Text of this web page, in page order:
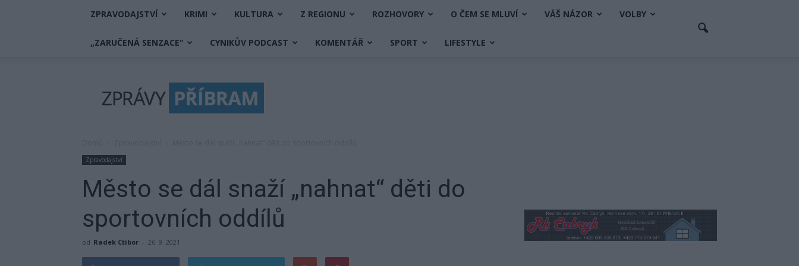
ZPRAVODAJSTVÍ KRIMI KULTURA Z REGIONU ROZHOVORY O ČEM SE MLUVÍ VÁŠ NÁZOR VOLBY
„ZARUČENÁ SENZACE“ CYNIKŮV PODCAST KOMENTÁŘ SPORT LIFESTYLE
Příbram
Zpravodajství
Město se dál snaží „nahnat“ děti do
sportovních oddílů
od Radek Ctibor - 26. 9. 2021